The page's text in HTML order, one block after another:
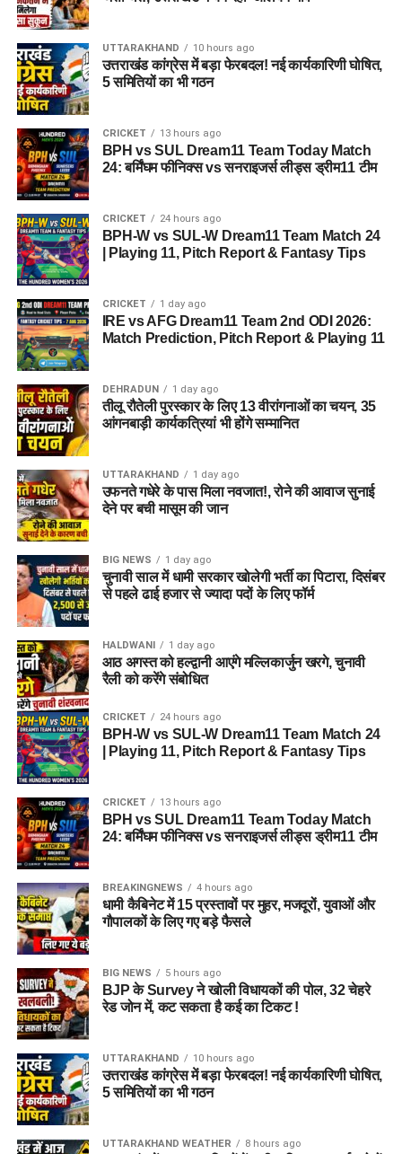
ही आगे की योजना बनाएं।
UTTARAKHAND 10 hours ago
उत्तराखंड कांग्रेस में बड़ा फेरबदल! नई कार्यकारिणी घोषित,
5 समितियों का भी गठन
CRICKET 13 hours ago
BPH vs SUL Dream11 Team Today Match
24: बर्मिंघम फीनिक्स vs सनराइजर्स लीड्स ड्रीम11 टीम
CRICKET 24 hours ago
BPH-W vs SUL-W Dream11 Team Match 24
| Playing 11, Pitch Report & Fantasy Tips
CRICKET 1 day ago
IRE vs AFG Dream11 Team 2nd ODI 2026:
Match Prediction, Pitch Report & Playing 11
DEHRADUN 1 day ago
तीलू रौतेली पुरस्कार के लिए 13 वीरांगनाओं का चयन, 35
आंगनबाड़ी कार्यकत्रियां भी होंगे सम्मानित
UTTARAKHAND 1 day ago
उफनते गधेरे के पास मिला नवजात!, रोने की आवाज सुनाई
देने पर बची मासूम की जान
BIG NEWS 1 day ago
चुनावी साल में धामी सरकार खोलेगी भर्ती का पिटारा, दिसंबर
से पहले ढाई हजार से ज्यादा पदों के लिए फॉर्म
HALDWANI 1 day ago
आठ अगस्त को हल्द्वानी आएंगे मल्लिकार्जुन खरगे, चुनावी
रैली को करेंगे संबोधित
CRICKET 24 hours ago
BPH-W vs SUL-W Dream11 Team Match 24
| Playing 11, Pitch Report & Fantasy Tips
CRICKET 13 hours ago
BPH vs SUL Dream11 Team Today Match
24: बर्मिंघम फीनिक्स vs सनराइजर्स लीड्स ड्रीम11 टीम
BREAKINGNEWS 4 hours ago
धामी कैबिनेट में 15 प्रस्तावों पर मुहर, मजदूरों, युवाओं और
गौपालकों के लिए गए बड़े फैसले
BIG NEWS 5 hours ago
BJP के Survey ने खोली विधायकों की पोल, 32 चेहरे
रेड जोन में, कट सकता है कई का टिकट !
UTTARAKHAND 10 hours ago
उत्तराखंड कांग्रेस में बड़ा फेरबदल! नई कार्यकारिणी घोषित,
5 समितियों का भी गठन
UTTARAKHAND WEATHER 8 hours ago